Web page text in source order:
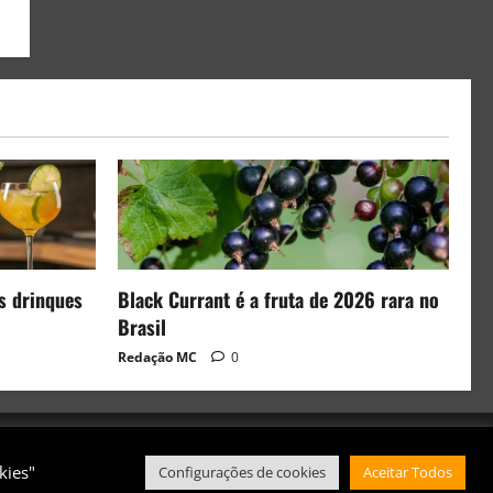
drinques
Black Currant é a fruta de 2026 rara no
Brasil
Redação MC 0
Configurações de cookies Aceitar Todos